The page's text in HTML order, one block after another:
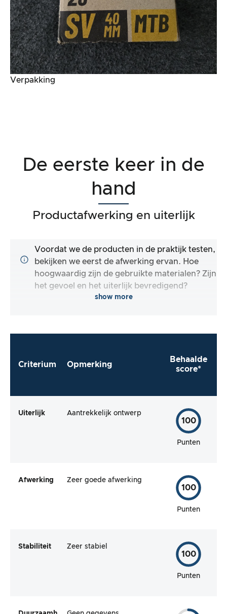
Verpakking
De eerste keer in de
hand
Productafwerking en uiterlijk
Voordat we de producten in de praktijk testen,
bekijken we eerst de afwerking ervan. Hoe
hoogwaardig zijn de gebruikte materialen? Zijn
het gevoel en het uiterlijk bevredigend?
show more
Criterium Opmerking
Behaalde
score*
Uiterlijk Aantrekkelijk ontwerp
100
Punten
Afwerking Zeer goede afwerking
100
Punten
Stabiliteit Zeer stabiel
100
Punten